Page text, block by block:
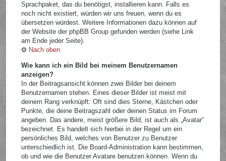
Sprachpaket, das du benötigst, installieren kann. Falls es
noch nicht existiert, würden wir uns freuen, wenn du es
übersetzen würdest. Weitere Informationen dazu können auf
der Website der phpBB Group gefunden werden (siehe Link
am Ende jeder Seite).
Nach oben
Wie kann ich ein Bild bei meinem Benutzernamen
anzeigen?
In der Beitragsansicht können zwei Bilder bei deinem
Benutzernamen stehen. Eines dieser Bilder ist meist mit
deinem Rang verknüpft: Oft sind dies Sterne, Kästchen oder
Punkte, die deine Beitragszahl oder deinen Status im Forum
angeben. Das andere, meist größere Bild, ist auch als „Avatar“
bezeichnet. Es handelt sich hierbei in der Regel um ein
persönliches Bild, welches von Benutzer zu Benutzer
unterschiedlich ist. Die Board-Administration kann bestimmen,
ob und wie die Benutzer Avatare benutzen können. Wenn du